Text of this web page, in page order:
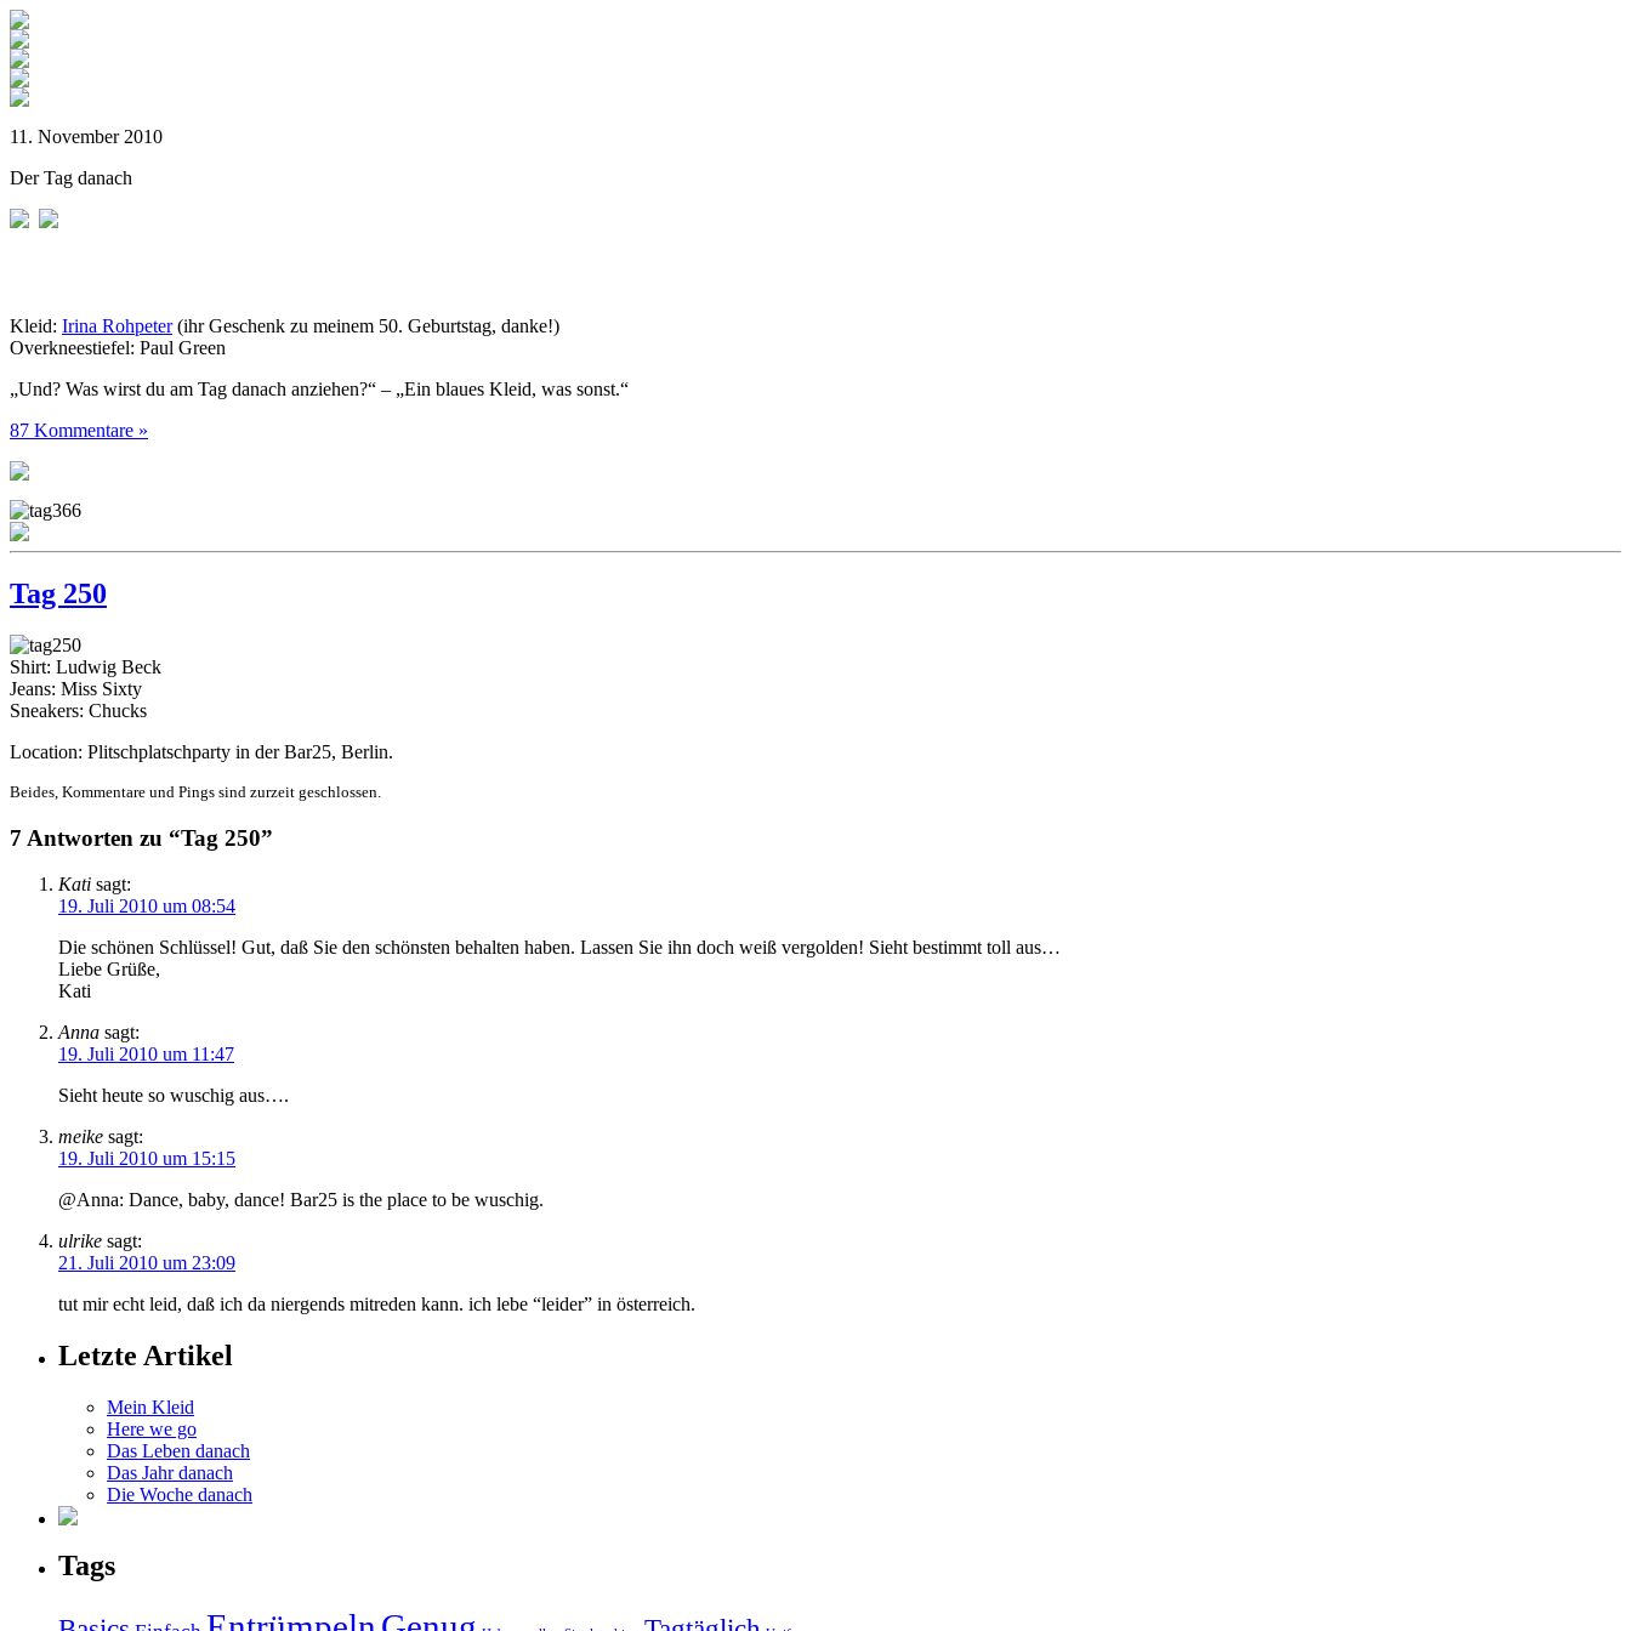
11. November 2010
Der Tag danach
Kleid: Irina Rohpeter(ihr Geschenk zu meinem 50. Geburtstag, danke!)
Overkneestiefel: Paul Green
„Und? Was wirst du am Tag danach anziehen?“ – „Ein blaues Kleid, was sonst.“
87 Kommentare »
Tag 250
Shirt: Ludwig Beck
Jeans: Miss Sixty
Sneakers: Chucks
Location: Plitschplatschparty in der Bar25, Berlin.
Beides, Kommentare und Pings sind zurzeit geschlossen.
7 Antworten zu “Tag 250”
Kati sagt:
19. Juli 2010 um 08:54
Die schönen Schlüssel! Gut, daß Sie den schönsten behalten haben. Lassen Sie ihn doch weiß vergolden! Sieht bestimmt toll aus…
Liebe Grüße,
Kati
Anna sagt:
19. Juli 2010 um 11:47
Sieht heute so wuschig aus….
meike sagt:
19. Juli 2010 um 15:15
@Anna: Dance, baby, dance! Bar25 is the place to be wuschig.
ulrike sagt:
21. Juli 2010 um 23:09
tut mir echt leid, daß ich da niergends mitreden kann. ich lebe “leider” in österreich.
Letzte Artikel
Mein Kleid
Here we go
Das Leben danach
Das Jahr danach
Die Woche danach
Tags